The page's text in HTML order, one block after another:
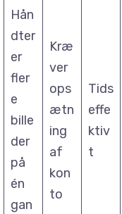
Hån
dter
er
fler
e
bille
der
på
én
gan
Kræ
ver
ops
ætn
ing
af
kon
to
Tids
effe
ktiv
t